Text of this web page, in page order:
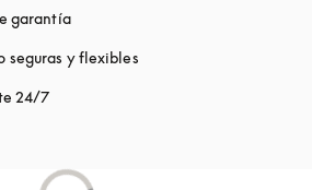
garantíaapertura en una pestaña nueva
seguras y flexibles
24/7